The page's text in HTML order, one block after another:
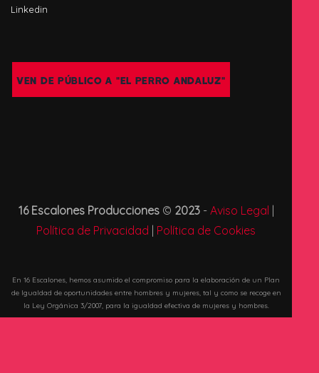
Linkedin
VEN DE PÚBLICO A "EL PERRO ANDALUZ"
16 Escalones Producciones© 2023- Aviso Legal
Política de Privacidad
Política de Cookies
En 16 Escalones, hemos asumido el compromiso para la elaboración de un Plan
de Igualdad de oportunidades entre hombres y mujeres, tal y como se recoge en
la Ley Orgánica 3/2007, para la igualdad efectiva de mujeres y hombres.